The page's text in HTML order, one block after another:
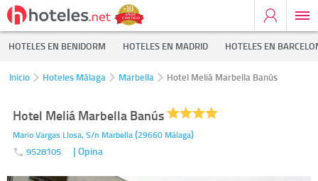
HOTELES EN BENIDORM HOTELES EN MADRID HOTELES EN
Inicio Hoteles Málaga Marbella Hotel Meliá Marbella Banús
Hotel Meliá Marbella Banús
Mario Vargas Llosa, S/n Marbella(29660 Málaga)
9528105 | Opina